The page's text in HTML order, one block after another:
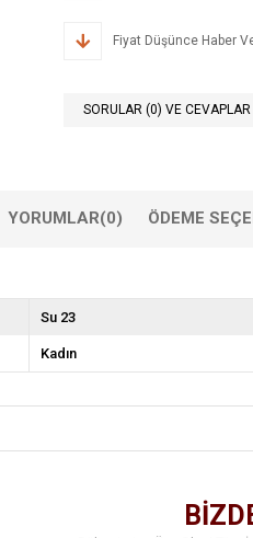
Fiyat Düşünce Haber
SORULAR (0) VE
YORUMLAR(0) ÖDEME
Su 23
Kadın